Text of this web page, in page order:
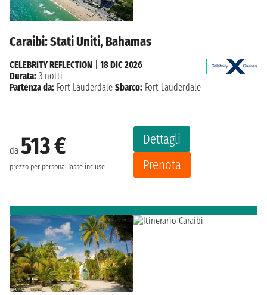
Caraibi: Stati Uniti, Bahamas
da 513 €
prezzo per persona Tasse incluse
Dettagli
Prenota
CELEBRITY REFLECTION
18 DIC 2026
Durata: 3 notti
Partenza da: Fort Lauderdale Sbarco: Fort Lauderdale